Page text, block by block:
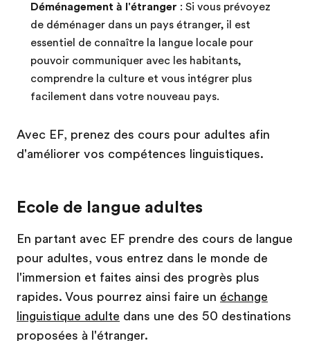
Déménagement à l'étranger : Si vous prévoyez
de déménager dans un pays étranger, il est
essentiel de connaître la langue locale pour
pouvoir communiquer avec les habitants,
comprendre la culture et vous intégrer plus
facilement dans votre nouveau pays.
Avec EF, prenez des cours pour adultes afin
d'améliorer vos compétences linguistiques.
Ecole de langue adultes
En partant avec EF prendre des cours de langue
pour adultes, vous entrez dans le monde de
l'immersion et faites ainsi des progrès plus
rapides. Vous pourrez ainsi faire un échange
linguistique adulte dans une des 50 destinations
proposées à l'étranger.